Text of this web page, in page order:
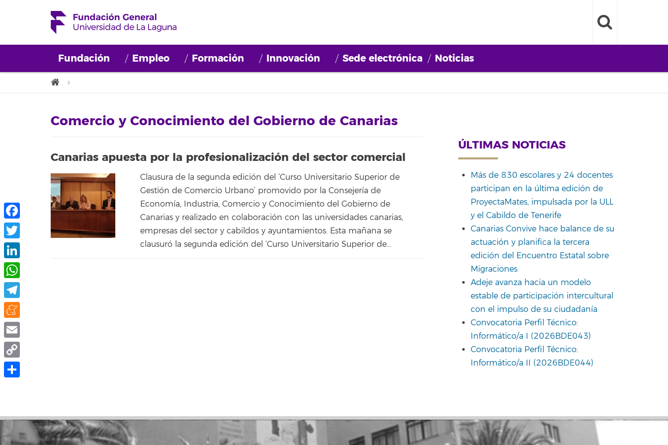
Fundación Empleo Formación Innovación Sede electrónica Noticias
Comercio y Conocimiento del Gobierno de Canarias
Canarias apuesta por la profesionalización del sector comercial
Clausura de la segunda edición del ‘Curso Universitario Superior de
Gestión de Comercio Urbano’ promovido por la Consejería de
Economía, Industria, Comercio y Conocimiento del Gobierno de
Canarias y realizado en colaboración con las universidades canarias,
empresas del sector y cabildos y ayuntamientos. Esta mañana se
clausuró la segunda edición del ‘Curso Universitario Superior de…
ÚLTIMAS NOTICIAS
Más de 830 escolares y 24 docentes
participan en la última edición de
ProyectaMates, impulsada por la ULL
y el Cabildo de Tenerife
Canarias Convive hace balance de su
actuación y planifica la tercera
edición del Encuentro Estatal sobre
Migraciones
Adeje avanza hacia un modelo
estable de participación intercultural
con el impulso de su ciudadanía
Convocatoria Perfil Técnico:
Informático/a I (2026BDE043)
Convocatoria Perfil Técnico:
Informático/a II (2026BDE044)
Facebook
Twitter
LinkedIn
WhatsApp
Telegram
Meneame
Email
Copy